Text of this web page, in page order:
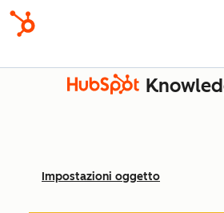
Impostazioni oggetto